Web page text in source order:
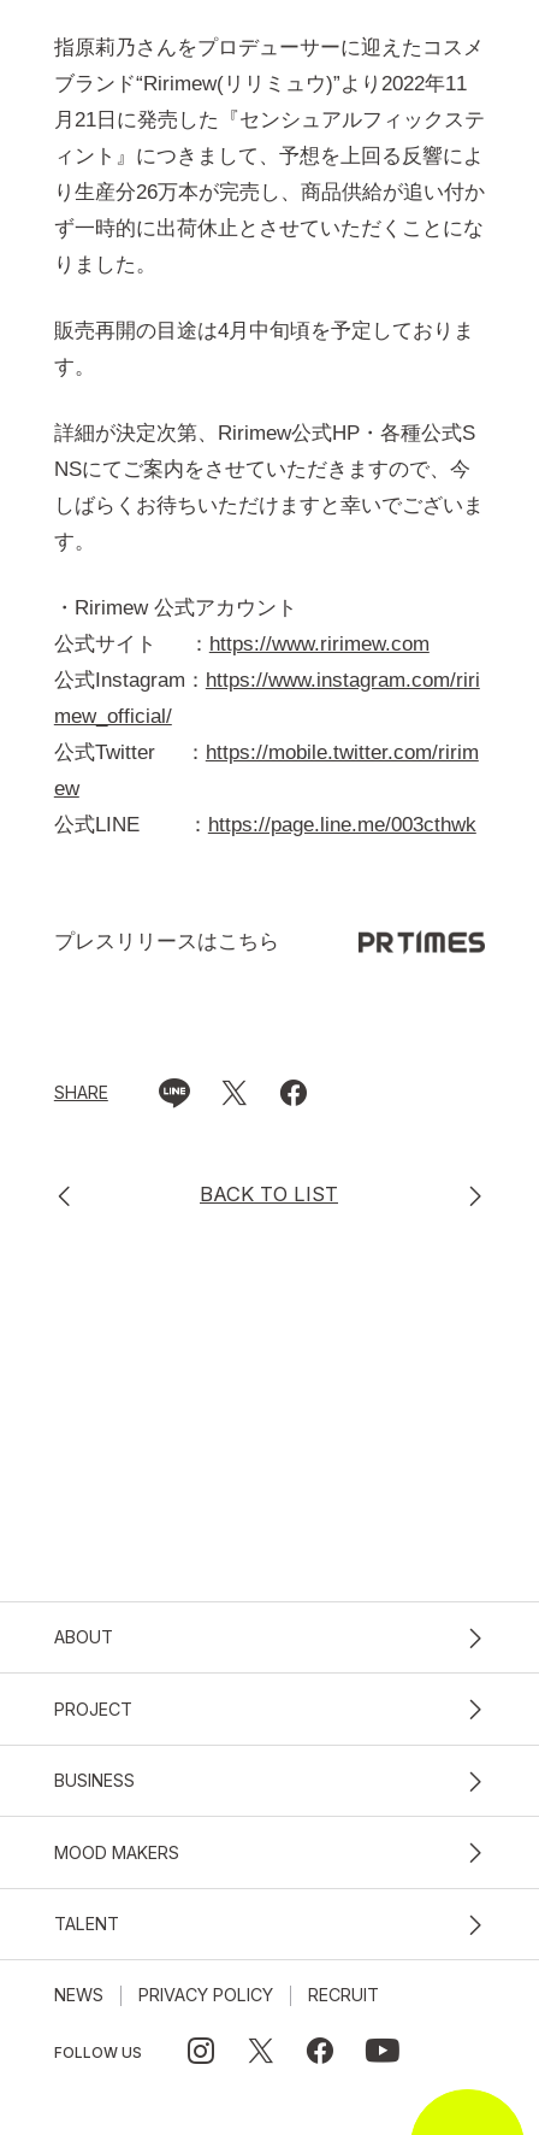
指原莉乃さんをプロデューサーに迎えたコスメ
ブランド“Ririmew(リリミュウ)”より2022年11
月21日に発売した『センシュアルフィックステ
ィント』につきまして、予想を上回る反響によ
り生産分26万本が完売し、商品供給が追い付か
ず一時的に出荷休止とさせていただくことにな
りました。
販売再開の目途は4月中旬頃を予定しておりま
す。
詳細が決定次第、Ririmew公式HP・各種公式S
NSにてご案内をさせていただきますので、今
しばらくお待ちいただけますと幸いでございま
す。
・Ririmew 公式アカウント
公式サイト ： https://www.ririmew.com
公式Instagram： https://www.instagram.com/riri
mew_official/
公式Twitter ： https://mobile.twitter.com/ririm
ew
公式LINE ： https://page.line.me/003cthwk
プレスリリースはこちら
SHARE
BACK TO LIST
ABOUT
PROJECT
BUSINESS
MOOD MAKERS
TALENT
NEWS PRIVACY POLICY RECRUIT
FOLLOW US